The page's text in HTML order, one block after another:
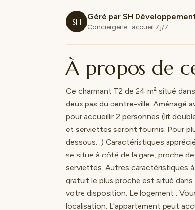
SH
Géré par SH Développement
Conciergerie · accueil 7j/7
À propos de
Ce charmant T2 de 24 m² situé
deux pas du centre-ville. Aménagé
pour accueillir 2 personnes (lit
et serviettes seront fournis. Pour
dessous. :) Caractéristiques
se situe à côté de la gare, proche
serviettes. Autres caractéristiques à
gratuit le plus proche est situé dans
votre disposition. Le logement :
localisation. L'appartement peut